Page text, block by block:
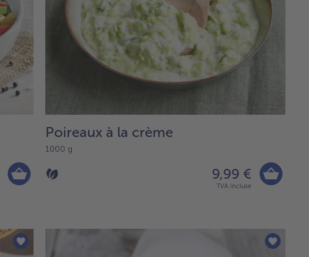
Poireaux à la crème
1000 g
9,99 €
TVA incluse